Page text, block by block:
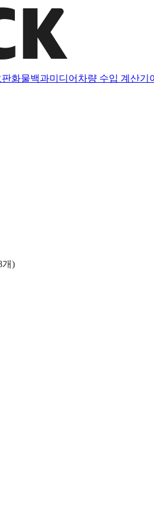
판화물백과미디어 차량 수입 계산기
개)